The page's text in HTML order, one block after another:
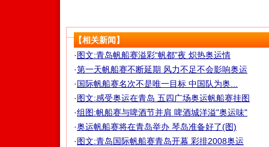
【相关新闻】
·图文:青岛帆船赛溢彩“帆都”夜 炽热奥运情
·第一天帆船赛不断延期 风力不足不会影响奥运
·国际帆船赛名次不是唯一目标 中国队为奥...
·图文:感受奥运在青岛 五四广场奥运帆船赛挂图
·组图:帆船赛与啤酒节并肩 啤酒城洋溢"奥运味"
·奥运帆船赛将在青岛举办 琴岛准备好了(图)
·图文:青岛国际帆船赛青岛开幕 彩排2008奥运